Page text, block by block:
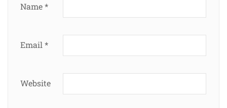
Name*
Email *
Website